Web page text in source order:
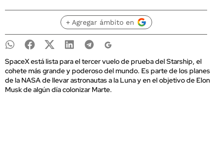
+ Agregar ámbito en
SpaceX está lista para el tercer vuelo de prueba del Starship, el
cohete más grande y poderoso del mundo. Es parte de los planes
de la NASA de llevar astronautas a la Luna y en el objetivo de Elon
Musk de algún día colonizar Marte.